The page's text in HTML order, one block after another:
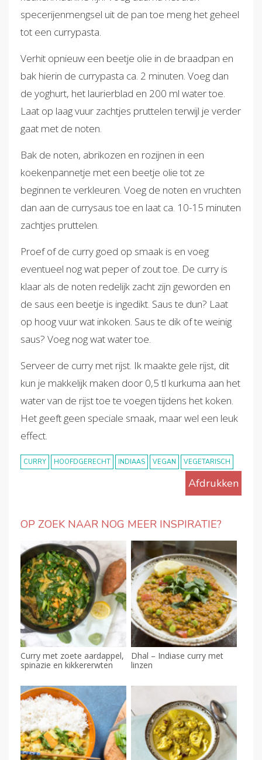
specerijenmengsel uit de pan toe meng het geheel
tot een currypasta.
Verhit opnieuw een beetje olie in de braadpan en
bak hierin de currypasta ca. 2 minuten. Voeg dan
de yoghurt, het laurierblad en 200 ml water toe.
Laat op laag vuur zachtjes pruttelen terwijl je verder
gaat met de noten.
Bak de noten, abrikozen en rozijnen in een
koekenpannetje met een beetje olie tot ze
beginnen te verkleuren. Voeg de noten en vruchten
dan aan de currysaus toe en laat ca. 10-15 minuten
zachtjes pruttelen.
Proef of de curry goed op smaak is en voeg
eventueel nog wat peper of zout toe. De curry is
klaar als de noten redelijk zacht zijn geworden en
de saus een beetje is ingedikt. Saus te dun? Laat
op hoog vuur wat inkoken. Saus te dik of te weinig
saus? Voeg nog wat water toe.
Serveer de curry met rijst. Ik maakte gele rijst, dit
kun je makkelijk maken door 0,5 tl kurkuma aan het
water van de rijst toe te voegen tijdens het koken.
Het geeft geen speciale smaak, maar wel een leuk
effect.
CURRY HOOFDGERECHT INDIAAS VEGAN VEGETARISCH
Afdrukken
OP ZOEK NAAR NOG MEER INSPIRATIE?
Curry met zoete aardappel,
spinazie en kikkererwten
Dhal – Indiase curry met
linzen